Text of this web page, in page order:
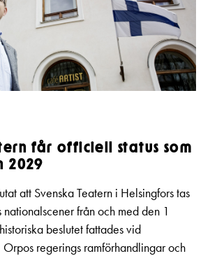
får officiell status som
2029
att Svenska Teatern i Helsingfors tas
från och med den 1
beslutet fattades vid
Orpos regerings ramförhandlingar och